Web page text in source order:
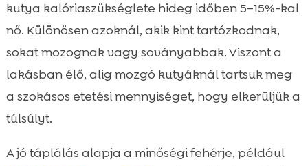
kutya kalóriaszükséglete hideg időben 5–15%-kal
nő. Különösen azoknál, akik kint tartózkodnak,
sokat mozognak vagy soványabbak. Viszont a
lakásban élő, alig mozgó kutyáknál tartsuk meg
a szokásos etetési mennyiséget, hogy elkerüljük a
túlsúlyt.
A jó táplálás alapja a minőségi fehérje, például